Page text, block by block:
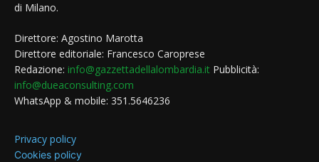
di Milano.
Direttore: Agostino Marotta
Direttore editoriale: Francesco Caroprese
Redazione: info@gazzettadellalombardia.it Pubblicità:
info@dueaconsulting.com
WhatsApp & mobile: 351.5646236
Privacy policy
Cookies policy